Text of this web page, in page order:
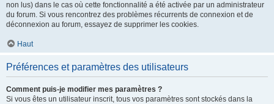
non lus) dans le cas où cette fonctionnalité a été activée par un administrateur
du forum. Si vous rencontrez des problèmes récurrents de connexion et de
déconnexion au forum, essayez de supprimer les cookies.
Haut
Préférences et paramètres des utilisateurs
Comment puis-je modifier mes paramètres ?
Si vous êtes un utilisateur inscrit, tous vos paramètres sont stockés dans la